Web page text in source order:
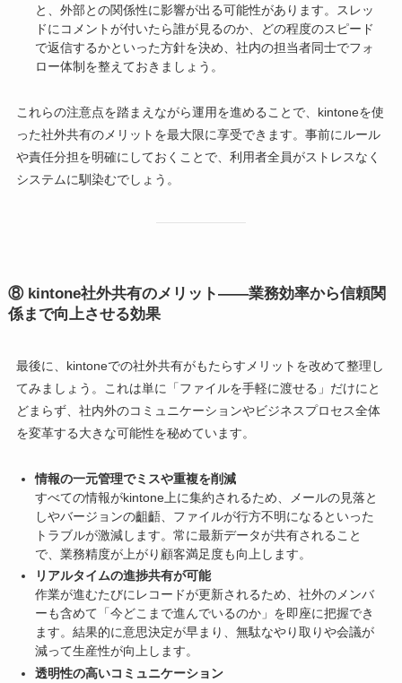
と、外部との関係性に影響が出る可能性があります。スレッ
ドにコメントが付いたら誰が見るのか、どの程度のスピード
で返信するかといった方針を決め、社内の担当者同士でフォ
ロー体制を整えておきましょう。
これらの注意点を踏まえながら運用を進めることで、kintoneを使
った社外共有のメリットを最大限に享受できます。事前にルール
や責任分担を明確にしておくことで、利用者全員がストレスなく
システムに馴染むでしょう。
⑧ kintone社外共有のメリット――業務効率から信頼関
係まで向上させる効果
最後に、kintoneでの社外共有がもたらすメリットを改めて整理し
てみましょう。これは単に「ファイルを手軽に渡せる」だけにと
どまらず、社内外のコミュニケーションやビジネスプロセス全体
を変革する大きな可能性を秘めています。
情報の一元管理でミスや重複を削減
すべての情報がkintone上に集約されるため、メールの見落と
しやバージョンの齟齬、ファイルが行方不明になるといった
トラブルが激減します。常に最新データが共有されること
で、業務精度が上がり顧客満足度も向上します。
リアルタイムの進捗共有が可能
作業が進むたびにレコードが更新されるため、社外のメンバ
ーも含めて「今どこまで進んでいるのか」を即座に把握でき
ます。結果的に意思決定が早まり、無駄なやり取りや会議が
減って生産性が向上します。
透明性の高いコミュニケーション